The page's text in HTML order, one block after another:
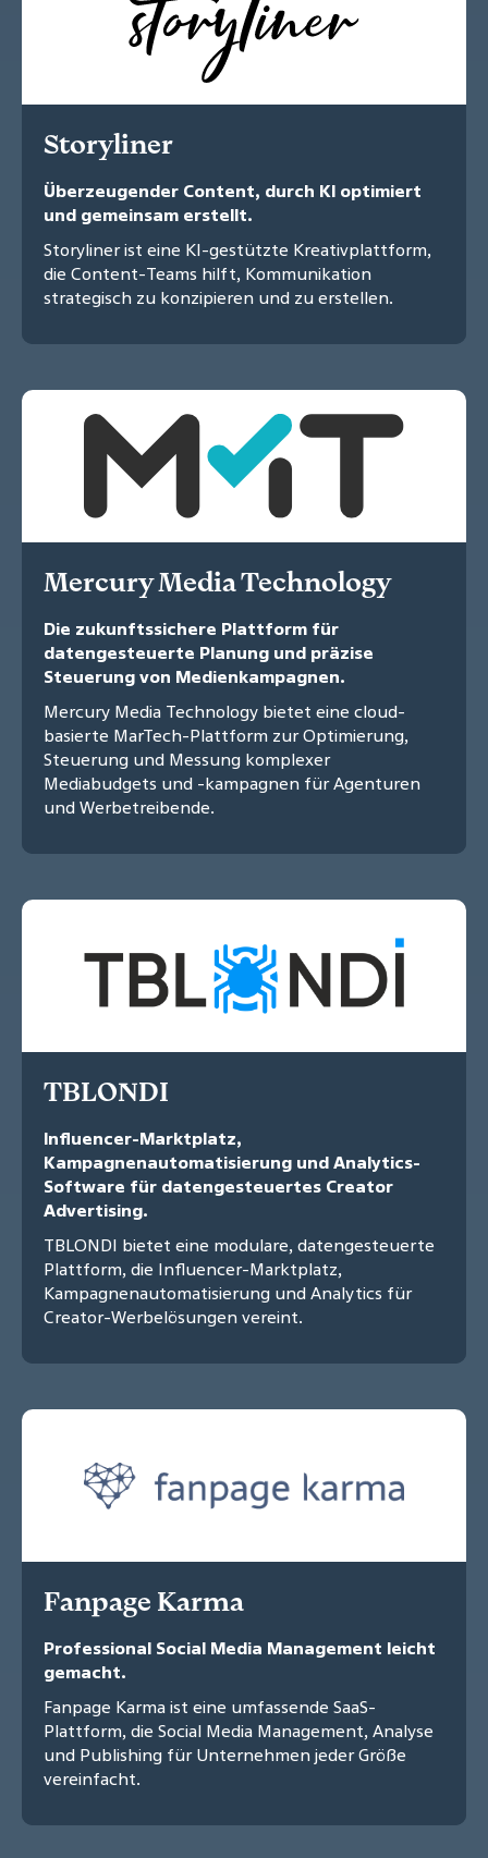
Storyliner
Überzeugender Content, durch KI optimiert
und gemeinsam erstellt.
Storyliner ist eine KI-gestützte Kreativplattform,
die Content-Teams hilft, Kommunikation
strategisch zu konzipieren und zu erstellen.
Mercury Media Technology
Die zukunftssichere Plattform für
datengesteuerte Planung und präzise
Steuerung von Medienkampagnen.
Mercury Media Technology bietet eine cloud-
basierte MarTech-Plattform zur Optimierung,
Steuerung und Messung komplexer
Mediabudgets und -kampagnen für Agenturen
und Werbetreibende.
TBLONDI
Influencer-Marktplatz,
Kampagnenautomatisierung und Analytics-
Software für datengesteuertes Creator
Advertising.
TBLONDI bietet eine modulare, datengesteuerte
Plattform, die Influencer-Marktplatz,
Kampagnenautomatisierung und Analytics für
Creator-Werbelösungen vereint.
Fanpage Karma
Professional Social Media Management leicht
gemacht.
Fanpage Karma ist eine umfassende SaaS-
Plattform, die Social Media Management, Analyse
und Publishing für Unternehmen jeder Größe
vereinfacht.